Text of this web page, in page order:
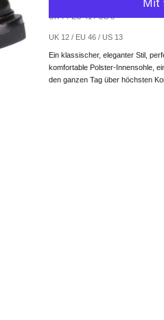
UK 7 / EU 41 / US 8
UK 12 / EU 46 / US 13
Ein klassischer, eleganter Stil,
komfortable Polster-Innensohle,
den ganzen Tag über höchsten